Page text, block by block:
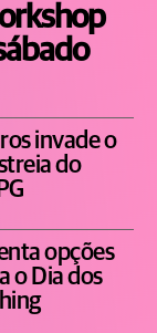
invade o
do
opções
o Dia dos